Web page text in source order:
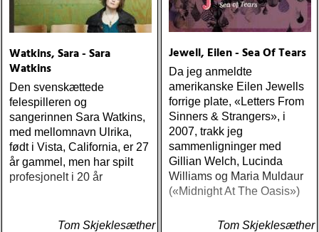
Watkins, Sara - Sara
Watkins
Den svenskættede
felespilleren og
sangerinnen Sara Watkins,
med mellomnavn Ulrika,
født i Vista, California, er 27
år gammel, men har spilt
profesjonelt i 20 år
Tom Skjeklesæther
Jewell, Eilen - Sea Of Tears
Da jeg anmeldte
amerikanske Eilen Jewells
forrige plate, «Letters From
Sinners & Strangers», i
2007, trakk jeg
sammenligninger med
Gillian Welch, Lucinda
Williams og Maria Muldaur
(«Midnight At The Oasis»)
Tom Skjeklesæther